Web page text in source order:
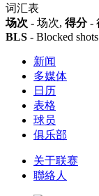
词汇表
场次 - 场次, 得分-
BLS - Blocked shots
新闻
多媒体
日历
表格
球员
俱乐部
关于联赛
聯絡人